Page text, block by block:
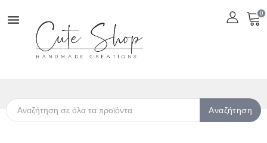
 0
Αναζήτηση